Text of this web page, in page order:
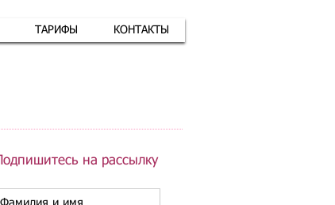
ТАРИФЫ КОНТАКТЫ
Подпишитесь на рассылку